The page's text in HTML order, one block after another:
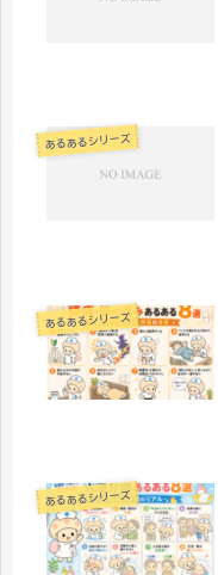
あるあるシリーズ
あるあるシリーズ
あるあるシリーズ